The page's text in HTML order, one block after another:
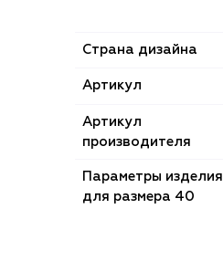
Страна дизайна
Артикул
Артикул
производителя
Параметры изделия
для размера 40